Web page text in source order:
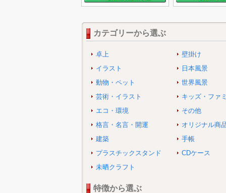
カテゴリーから選ぶ
卓上
壁掛け
イラスト
日本風景
動物・ペット
世界風景
芸術・イラスト
キッズ・ファ
エコ・環境
その他
格言・名言・開運
オリジナル商
建築
手帳
プラスチックスタンド
CDケース
未晒クラフト
特徴から選ぶ